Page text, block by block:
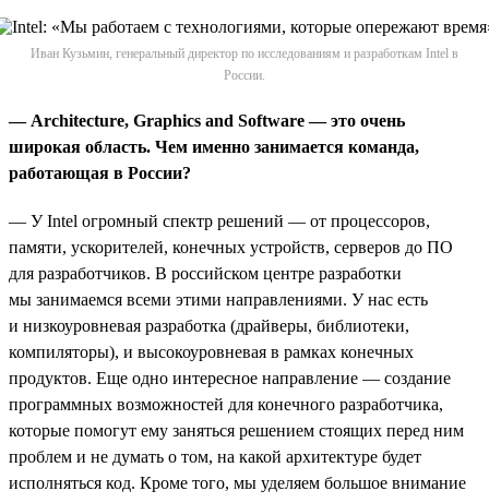
Иван Кузьмин, генеральный директор по исследованиям и разработкам Intel в
России.
— Architecture, Graphics and Software —это очень
широкая область. Чем именно занимается команда,
работающая в России?
— У Intel огромный спектр решений — от процессоров,
памяти, ускорителей, конечных устройств, серверов до ПО
для разработчиков. В российском центре разработки
мы занимаемся всеми этими направлениями. У нас есть
и низкоуровневая разработка (драйверы, библиотеки,
компиляторы), и высокоуровневая в рамках конечных
продуктов. Еще одно интересное направление — создание
программных возможностей для конечного разработчика,
которые помогут ему заняться решением стоящих перед ним
проблем и не думать о том, на какой архитектуре будет
исполняться код. Кроме того, мы уделяем большое внимание